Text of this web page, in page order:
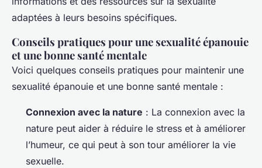
adaptées à leurs besoins spécifiques.
Conseils pratiques pour une sexualité épanouie
et une bonne santé mentale
Voici quelques conseils pratiques pour maintenir une
sexualité épanouie et une bonne santé mentale :
Connexion avec la nature : La connexion avec la
nature peut aider à réduire le stress et à améliorer
l’humeur, ce qui peut à son tour améliorer la vie
sexuelle.